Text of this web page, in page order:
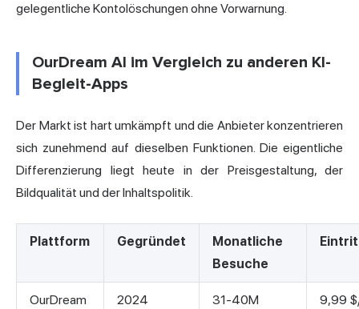
gelegentliche Kontolöschungen ohne Vorwarnung.
OurDream AI im Vergleich zu anderen KI-
Begleit-Apps
Der Markt ist hart umkämpft und die Anbieter konzentrieren
sich zunehmend auf dieselben Funktionen. Die eigentliche
Differenzierung liegt heute in der Preisgestaltung, der
Bildqualität und der Inhaltspolitik.
Plattform Gegründet
Monatliche
Besuche
OurDream
2024 31-40M
9,99